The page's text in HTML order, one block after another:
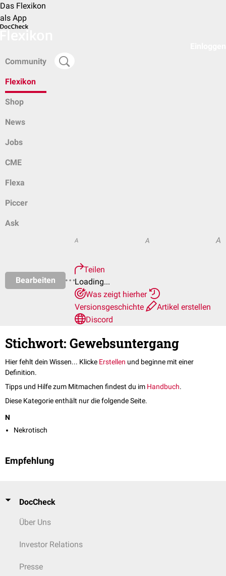
Das Flexikon
als App
Community
Flexikon
Shop
News
Jobs
CME
Flexa
Piccer
Ask
Bearbeiten
A A A
Teilen
Loading...
Was zeigt hierher
Versionsgeschichte
Artikel erstellen
Discord
Stichwort: Gewebsuntergang
Hier fehlt dein Wissen... Klicke Erstellen und beginne mit einer
Definition.
Tipps und Hilfe zum Mitmachen findest du im Handbuch.
Diese Kategorie enthält nur die folgende Seite.
N
Nekrotisch
Empfehlung
DocCheck
Über Uns
Investor Relations
Presse